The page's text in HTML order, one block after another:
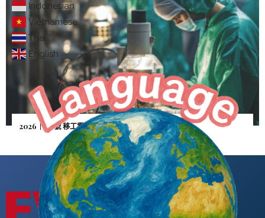
Indonesian
Vietnamese
Thai
English
2026｜5月號 移工零付費—雇主憂逃逸「人財兩失」